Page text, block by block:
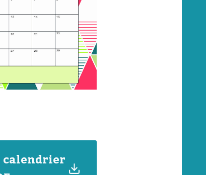
calendrier